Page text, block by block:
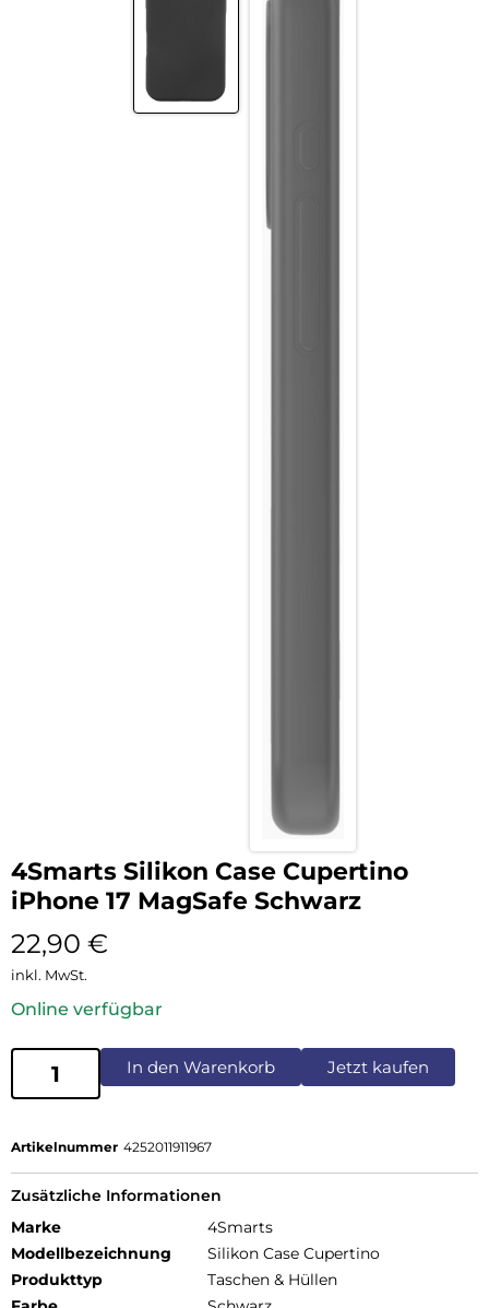
4Smarts Silikon Case Cupertino
iPhone 17 MagSafe Schwarz
22,90 €
inkl. MwSt.
Online verfügbar
In den Warenkorb Jetzt kaufen
Artikelnummer 4252011911967
Zusätzliche Informationen
Marke
4Smarts
Modellbezeichnung
Silikon Case Cupertino
Produkttyp
Taschen & Hüllen